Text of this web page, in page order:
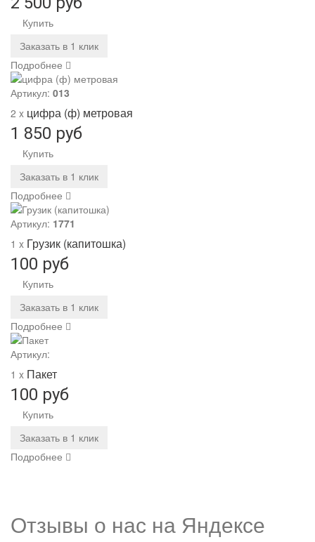
Купить
Заказать в 1 клик
Подробнее
Артикул: 013
2 x цифра (ф) метровая
1 850 руб
Купить
Заказать в 1 клик
Подробнее
Артикул: 1771
1 x Грузик (капитошка)
100 руб
Купить
Заказать в 1 клик
Подробнее
Артикул:
1 x Пакет
100 руб
Купить
Заказать в 1 клик
Подробнее
Отзывы о нас на Яндексе